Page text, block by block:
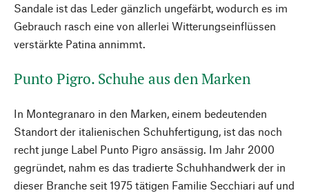
Sandale ist das Leder gänzlich ungefärbt, wodurch es im
Gebrauch rasch eine von allerlei Witterungseinflüssen
verstärkte Patina annimmt.
Punto Pigro. Schuhe aus den Marken
In Montegranaro in den Marken, einem bedeutenden
Standort der italienischen Schuhfertigung, ist das noch
recht junge Label Punto Pigro ansässig. Im Jahr 2000
gegründet, nahm es das tradierte Schuhhandwerk der in
dieser Branche seit 1975 tätigen Familie Secchiari auf und